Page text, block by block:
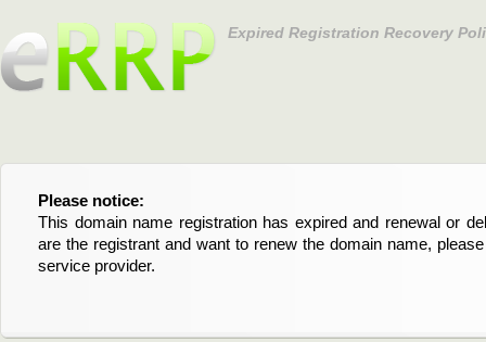
Expired Registration Recovery
Please notice:
This domain name registration has expired and renewal or
are the registrant and want to renew the domain name,
service provider.
Bitte beachten Sie:
Diese Domainregistrierung ist abgelaufen und die
Domain stehen an. Wenn Sie der Registrant sind und
verlängern möchten, kontaktieren Sie bitte Ihren Service-